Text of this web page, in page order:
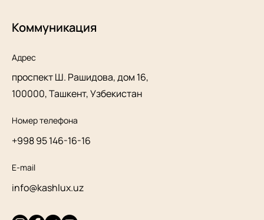
Коммуникация
Адрес
проспект Ш. Рашидова, дом 16,
100000, Ташкент, Узбекистан
Номер телефона
+998 95 146-16-16
E-mail
info@kashlux.uz